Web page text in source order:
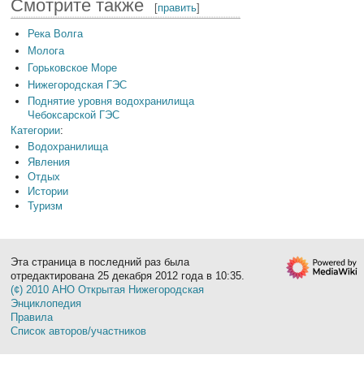
Смотрите также [править]
Река Волга
Молога
Горьковское Море
Нижегородская ГЭС
Поднятие уровня водохранилища
Чебоксарской ГЭС
Категории:
Водохранилища
Явления
Отдых
Истории
Туризм
Эта страница в последний раз была
отредактирована 25 декабря 2012 года в 10:35.
(¢) 2010 АНО Открытая Нижегородская
Энциклопедия
Правила
Список авторов/участников